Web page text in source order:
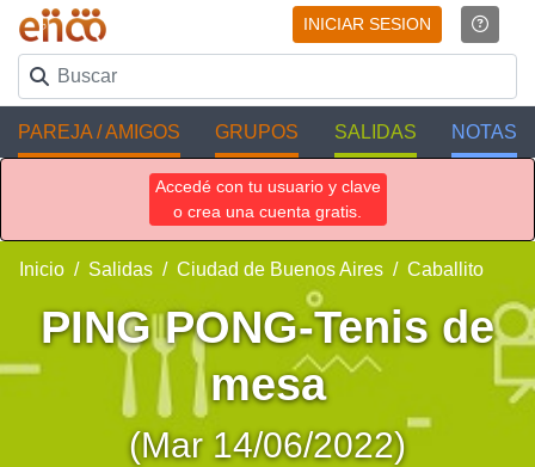
INICIAR SESION
PAREJA / AMIGOS GRUPOS SALIDAS NOTAS
Accedé con tu usuario y clave
o crea una cuenta gratis.
Inicio Salidas Ciudad de Buenos Aires Caballito
PING PONG-Tenis de
mesa
(Mar 14/06/2022)